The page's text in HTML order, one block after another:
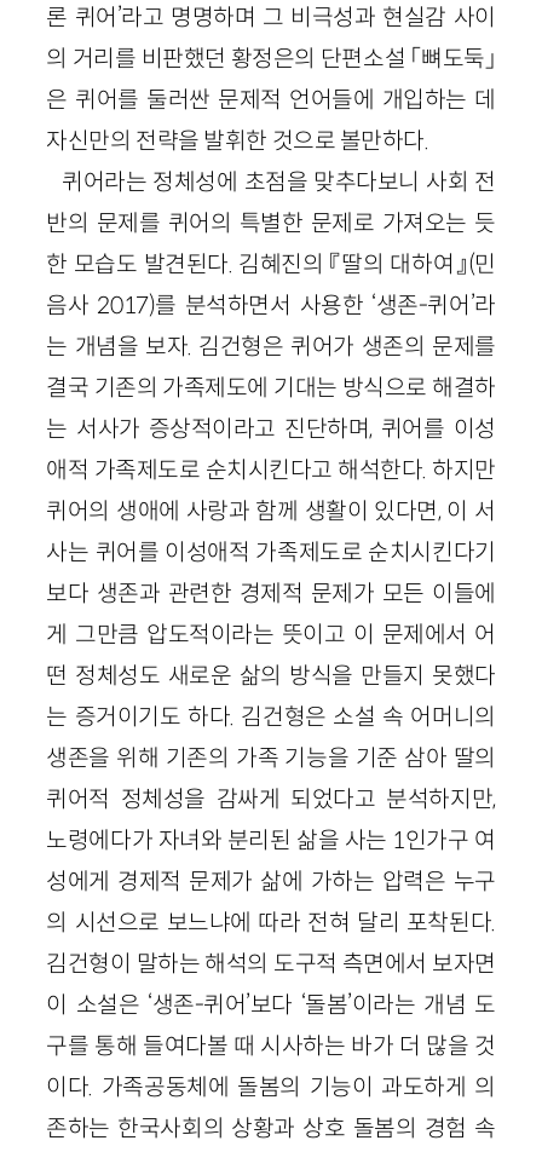
론 퀴어’라고 명명하며 그 비극성과 현실감 사이
의 거리를 비판했던 황정은의 단편소설 「뼈도둑」
은 퀴어를 둘러싼 문제적 언어들에 개입하는 데
자신만의 전략을 발휘한 것으로 볼만하다.
퀴어라는 정체성에 초점을 맞추다보니 사회 전
반의 문제를 퀴어의 특별한 문제로 가져오는 듯
한 모습도 발견된다. 김혜진의 『딸의 대하여』(민
음사 2017)를 분석하면서 사용한 ‘생존-퀴어’라
는 개념을 보자. 김건형은 퀴어가 생존의 문제를
결국 기존의 가족제도에 기대는 방식으로 해결하
는 서사가 증상적이라고 진단하며, 퀴어를 이성
애적 가족제도로 순치시킨다고 해석한다. 하지만
퀴어의 생애에 사랑과 함께 생활이 있다면, 이 서
사는 퀴어를 이성애적 가족제도로 순치시킨다기
보다 생존과 관련한 경제적 문제가 모든 이들에
게 그만큼 압도적이라는 뜻이고 이 문제에서 어
떤 정체성도 새로운 삶의 방식을 만들지 못했다
는 증거이기도 하다. 김건형은 소설 속 어머니의
생존을 위해 기존의 가족 기능을 기준 삼아 딸의
퀴어적 정체성을 감싸게 되었다고 분석하지만,
노령에다가 자녀와 분리된 삶을 사는 1인가구 여
성에게 경제적 문제가 삶에 가하는 압력은 누구
의 시선으로 보느냐에 따라 전혀 달리 포착된다.
김건형이 말하는 해석의 도구적 측면에서 보자면
이 소설은 ‘생존-퀴어’보다 ‘돌봄’이라는 개념 도
구를 통해 들여다볼 때 시사하는 바가 더 많을 것
이다. 가족공동체에 돌봄의 기능이 과도하게 의
존하는 한국사회의 상황과 상호 돌봄의 경험 속